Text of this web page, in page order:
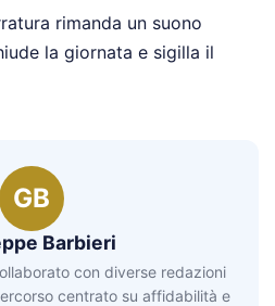
rimanda un suono
la giornata e sigilla il
GB
Barbieri
con diverse redazioni
centrato su affidabilità e